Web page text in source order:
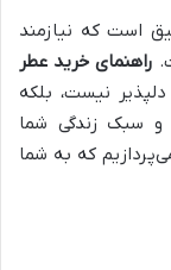
است که نیازمند
راهنمای خرید عطر
نیست، بلکه
سبک زندگی شما
که به شما